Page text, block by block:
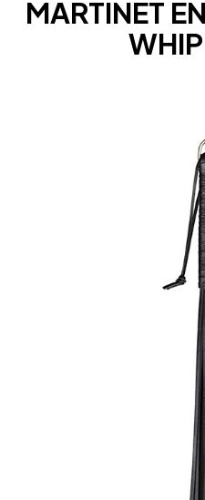
MARTINET